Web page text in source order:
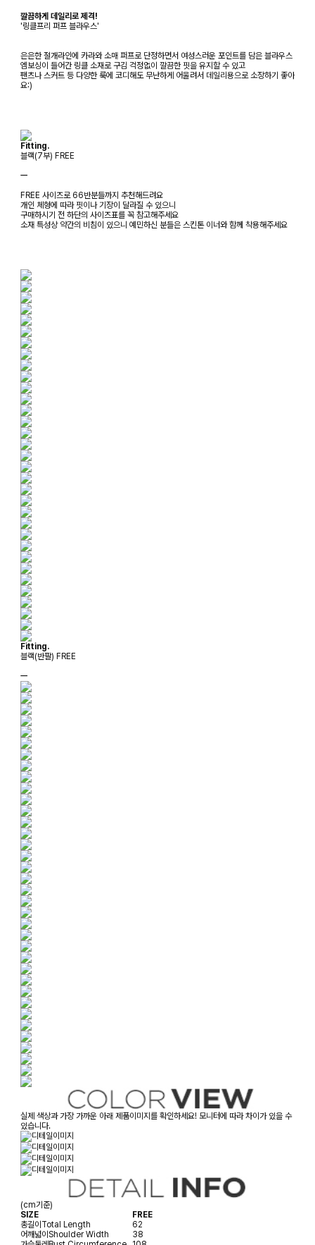
깔끔하게 데일리로 제격!
'링클프리 퍼프 블라우스'
은은한 절개라인에 카라와 소매 퍼프로 단정하면서 여성스러운 포인트를 담은 블라우스
엠보싱이 들어간 링클 소재로 구김 걱정없이 깔끔한 핏을 유지할 수 있고
팬츠나 스커트 등 다양한 룩에 코디해도 무난하게 어울려서 데일리용으로 소장하기 좋아
요:)
Fitting.
블랙(7부) FREE
ㅡ
FREE 사이즈로 66반분들까지 추천해드려요
개인 체형에 따라 핏이나 기장이 달라질 수 있으니
구매하시기 전 하단의 사이즈표를 꼭 참고해주세요
소재 특성상 약간의 비침이 있으니 예민하신 분들은 스킨톤 이너와 함께 착용해주세요
Fitting.
블랙(반팔) FREE
ㅡ
실제 색상과 가장 가까운 아래 제품이미지를 확인하세요! 모니터에 따라 차이가 있을 수
있습니다.
(cm기준)
SIZE
FREE
총길이Total Length
62
어깨넓이Shoulder Width
38